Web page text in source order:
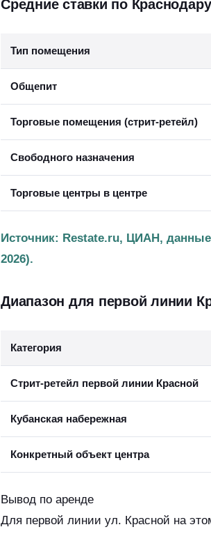
Средние ставки по
Тип помещения
Общепит
Торговые помещения (стрит-ретейл)
Свободного назначения
Торговые центры в центре
Источник: Restate.ru, ЦИАН,
2026).
Диапазон для первой линии
Категория
Стрит-ретейл первой линии Красной
Кубанская набережная
Конкретный объект центра
Вывод по аренде
Для первой линии ул. Красной на